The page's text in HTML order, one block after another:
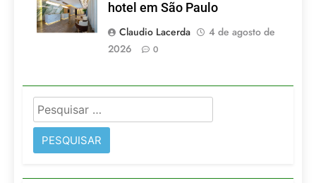
hotel em São Paulo
Claudio Lacerda
4 de agosto de
2026
0
Pesquisar
por: